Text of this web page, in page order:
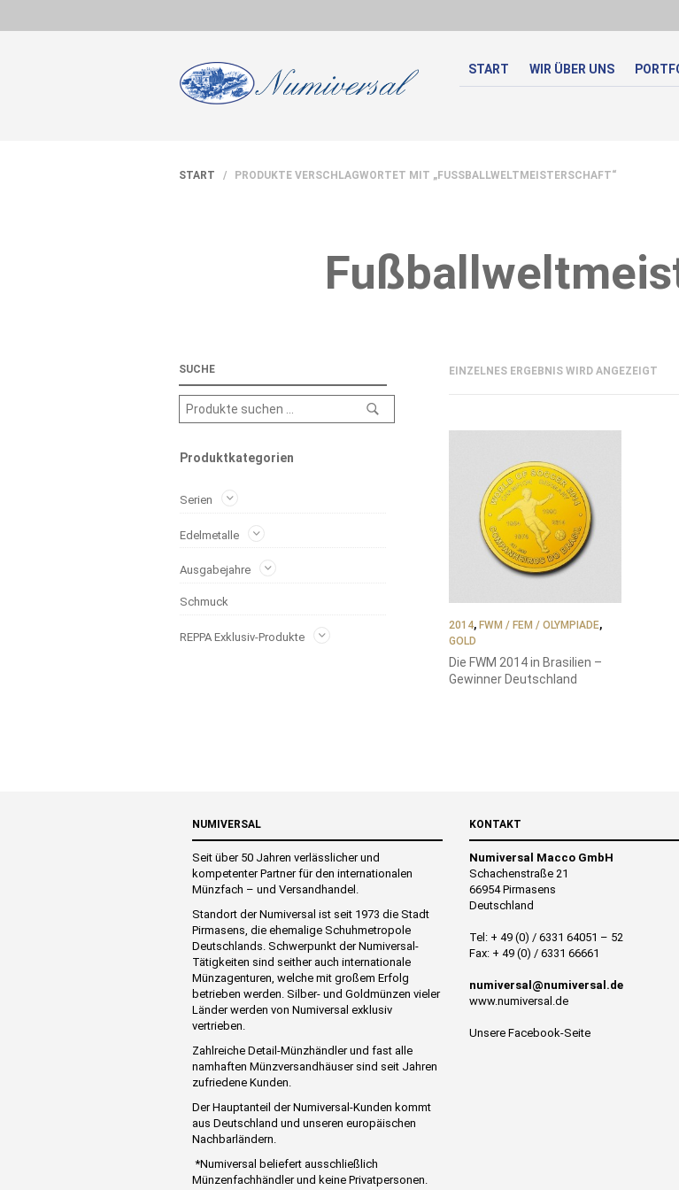
START WIR ÜBER UNS
START / PRODUKTE VERSCHLAGWORTET MIT „FUSSBALLWELTMEISTERSCHAFT“
EINZELNES ERGEBNIS WIRD ANGEZEIGT
SUCHE
Produktkategorien
Serien
Edelmetalle
Ausgabejahre
Schmuck
REPPA Exklusiv-Produkte
2014, FWM / FEM / OLYMPIADE,
GOLD
Die FWM 2014 in Brasilien –
Gewinner Deutschland
NUMIVERSAL
Seit über 50 Jahren verlässlicher und
kompetenter Partner für den internationalen
Münzfach – und Versandhandel.
Standort der Numiversal ist seit 1973 die Stadt
Pirmasens, die ehemalige Schuhmetropole
Deutschlands. Schwerpunkt der Numiversal-
Tätigkeiten sind seither auch internationale
Münzagenturen, welche mit großem Erfolg
betrieben werden. Silber- und Goldmünzen vieler
Länder werden von Numiversal exklusiv
vertrieben.
Zahlreiche Detail-Münzhändler und fast alle
namhaften Münzversandhäuser sind seit Jahren
zufriedene Kunden.
Der Hauptanteil der Numiversal-Kunden kommt
aus Deutschland und unseren europäischen
Nachbarländern.
*Numiversal beliefert ausschließlich
Münzenfachhändler und keine Privatpersonen.
KONTAKT
Numiversal Macco GmbH
Schachenstraße 21
66954 Pirmasens
Deutschland
Tel: + 49 (0) / 6331 64051 – 52
Fax: + 49 (0) / 6331 66661
numiversal@numiversal.de
www.numiversal.de
Unsere Facebook-Seite